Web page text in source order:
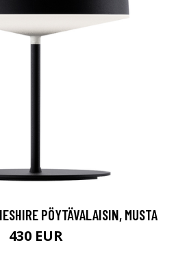
PÖYTÄVALAISIN, MUSTA
430 EUR